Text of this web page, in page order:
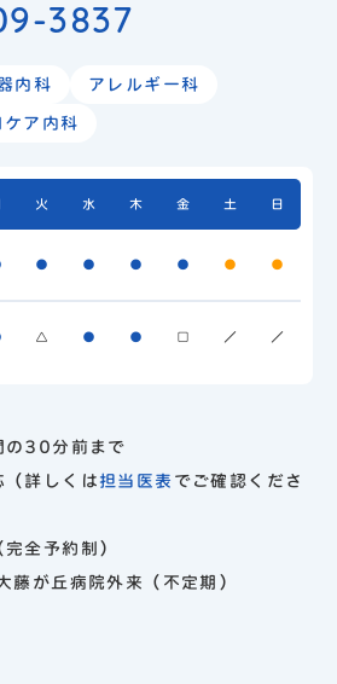
3837
内科 アレルギー科
ケア内科
火 水 木 金 土 日
● ● ● ● ● ●
△ ● ● □ ／ ／
の30分前まで
詳しくは担当医表 でご確認くださ
全予約制）
が丘病院外来（不定期）